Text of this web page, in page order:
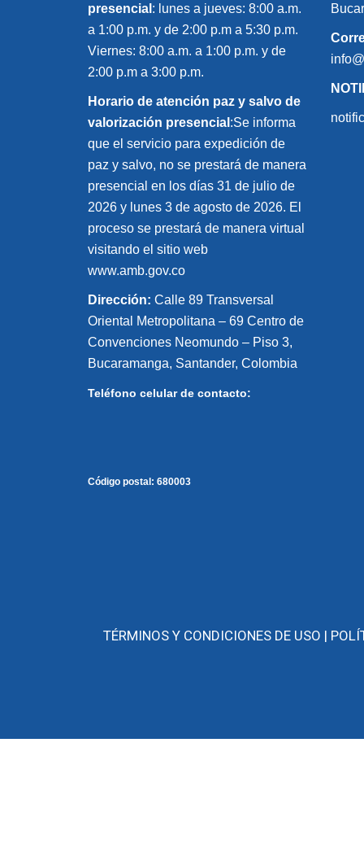
presencial : lunes a jueves: 8:00 a.m.
a 1:00 p.m. y de 2:00 p.m a 5:30 p.m.
Viernes: 8:00 a.m. a 1:00 p.m. y de
2:00 p.m a 3:00 p.m.
Horario de atención paz y salvo de
valorización presencial :Se informa
que el servicio para expedición de
paz y salvo, no se prestará de manera
presencial en los días 31 de julio de
2026 y lunes 3 de agosto de 2026. El
proceso se prestará de manera virtual
visitando el sitio web
www.amb.gov.co
Dirección: Calle 89 Transversal
Oriental Metropolitana – 69 Centro de
Convenciones Neomundo – Piso 3,
Bucaramanga, Santander, Colombia
Teléfono celular de contacto:
Código postal: 680003
TÉRMINOS Y CONDICIONES DE USO |